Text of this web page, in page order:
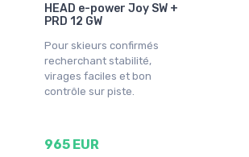
HEAD e-power Joy SW +
PRD 12 GW
Pour skieurs confirmés
recherchant stabilité,
virages faciles et bon
contrôle sur piste.
965 EUR